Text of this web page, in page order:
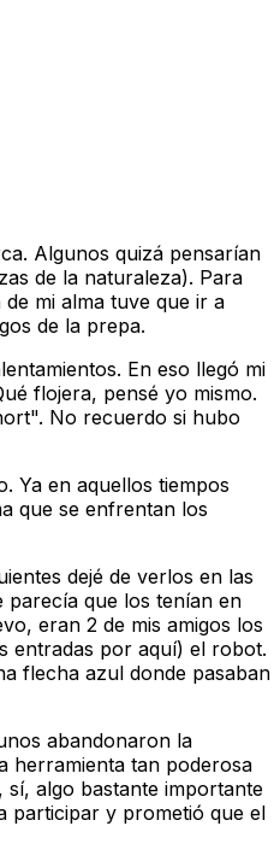
Algunos quizá pensarían
de la naturaleza). Para
mi alma tuve que ir a
de la prepa.
En eso llegó mi
flojera, pensé yo mismo.
No recuerdo si hubo
Ya en aquellos tiempos
que se enfrentan los
dejé de verlos en las
parecía que los tenían en
eran 2 de mis amigos los
entradas por aquí) el robot.
flecha azul donde pasaban
abandonaron la
herramienta tan poderosa
algo bastante importante
participar y prometió que el